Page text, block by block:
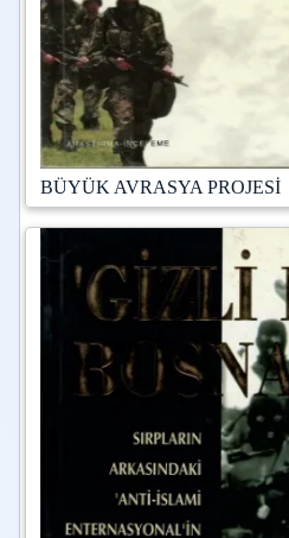
BÜYÜK AVRASYA PROJESİ